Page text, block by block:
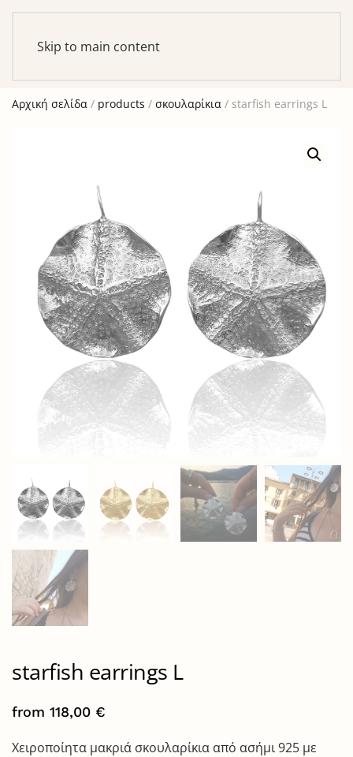
ελέγχου — καμία παραγγελία δε θα ολοκληρωθεί.
Skip to main content
Αρχική σελίδα / products / σκουλαρίκια / starfish earrings L
starfish earrings L
from 118,00 €
Χειροποίητα μακριά σκουλαρίκια από ασήμι 925 με